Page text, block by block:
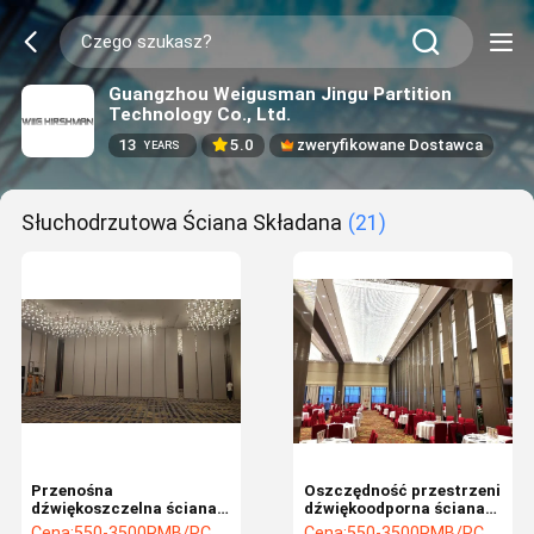
Guangzhou Weigusman Jingu Partition
Technology Co., Ltd.
13 YEARS 5.0 zweryfikowane Dostawca
Słuchodrzutowa Ściana Składana (21)
Przenośna
dźwiękoszczelna ściana
składana Wysoka
Oszczędność przestrzeni
dźwiękoodporna ściana
składalna trwała klasy A